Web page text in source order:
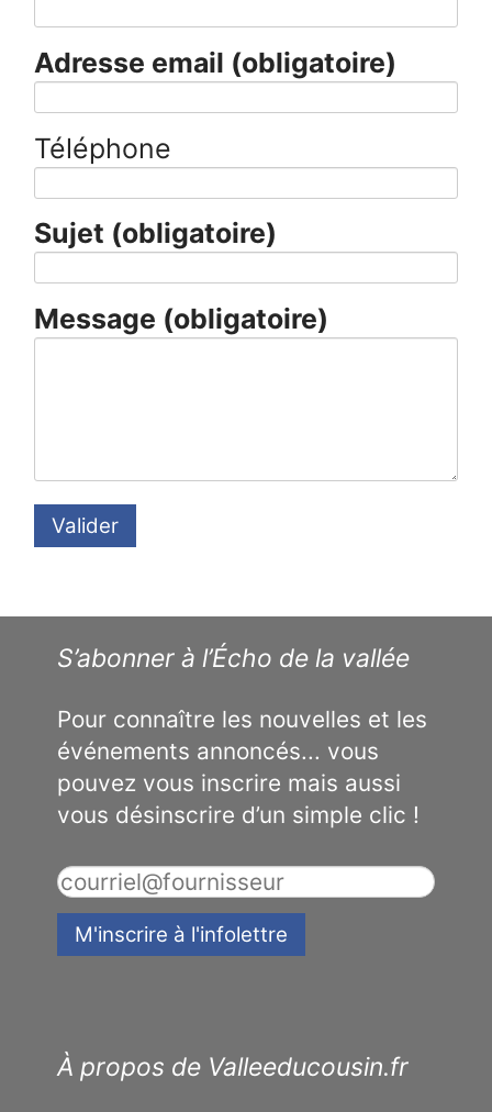
Adresse email (obligatoire)
Téléphone
Sujet (obligatoire)
Message (obligatoire)
Valider
S’abonner à l’Écho de la vallée
Pour connaître les nouvelles et les
événements annoncés... vous
pouvez vous inscrire mais aussi
vous désinscrire d’un simple clic !
À propos de Valleeducousin.fr